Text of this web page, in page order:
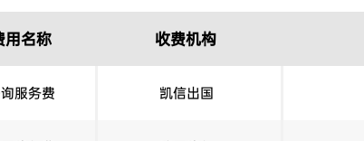
用名称 收费机构
服务费 凯信出国